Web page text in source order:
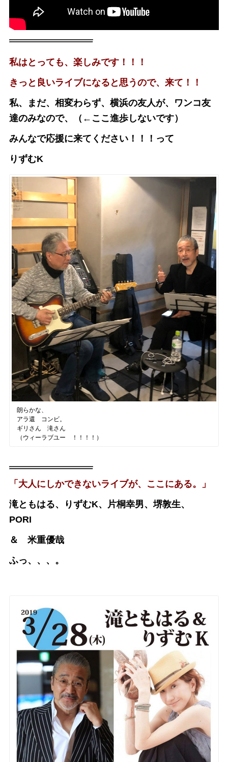
私はとっても、楽しみです！！！
きっと良いライブになると思うので、来て！！
私、まだ、相変わらず、横浜の友人が、ワンコ友
達のみなので、（←ここ進歩しないです）
みんなで応援に来てください！！！って
りずむK
朗らかな、
アラ還 コンビ。
ギリさん 滝さん
（ウィーラブユー ！！！！）
「大人にしかできないライブが、ここにある。」
滝ともはる、りずむK、
片桐幸男、堺敦生、
PORI
＆ 米重優哉
ふっ、、、。